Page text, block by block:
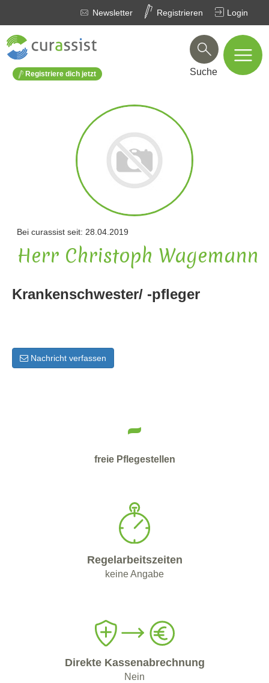
Login
Registrieren
Newsletter
Registriere dich jetzt Suche
Bei curassist seit: 28.04.2019
Herr Christoph Wagemann
Krankenschwester/ -pfleger
Nachricht verfassen
-
freie Pflegestellen
Regelarbeitszeiten
keine Angabe
Direkte Kassenabrechnung
Nein